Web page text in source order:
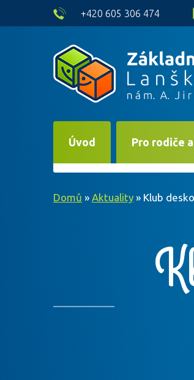
skip to main content
+420 605 306 474
Úvod Pro rodiče
Domů » Aktuality » Klub